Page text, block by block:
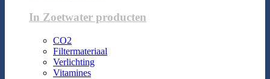
In Zoetwater producten
CO2
Filtermateriaal
Verlichting
Vitamines